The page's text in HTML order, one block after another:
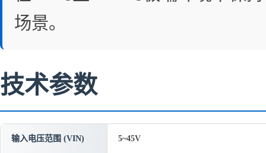
场景。
技术参数
输入电压范围 (VIN) 5~45V